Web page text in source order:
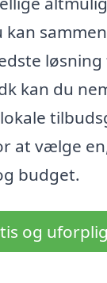
kan
løsning
kan du
at vælge
budget.
og